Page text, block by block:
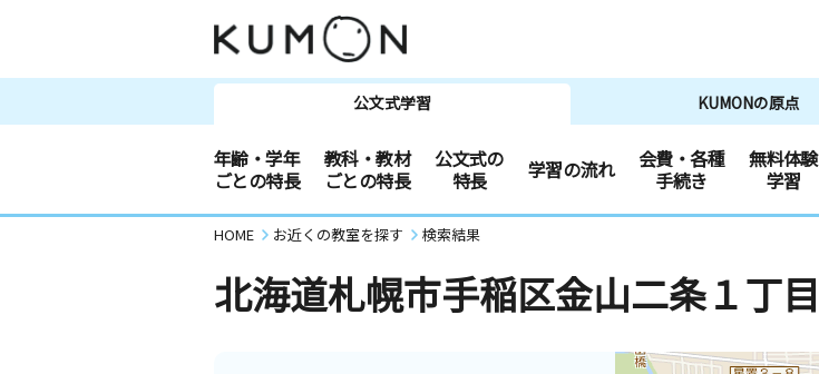
公文式学習 KUMONの原点
年齢・学年
ごとの特長
教科・教材
ごとの特長
公文式の
特長
学習の流れ
会費・各種
手続き
無料体験
学習
HOME お近くの教室を探す 検索結果
北海道札幌市手稲区金山二条１丁目